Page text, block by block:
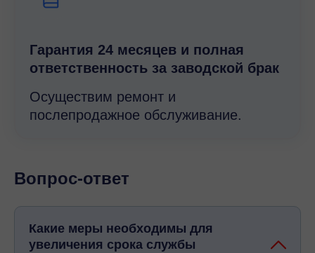
Гарантия 24 месяцев и полная
ответственность за заводской брак
Осуществим ремонт и
послепродажное обслуживание.
Вопрос-ответ
Какие меры необходимы для
увеличения срока службы